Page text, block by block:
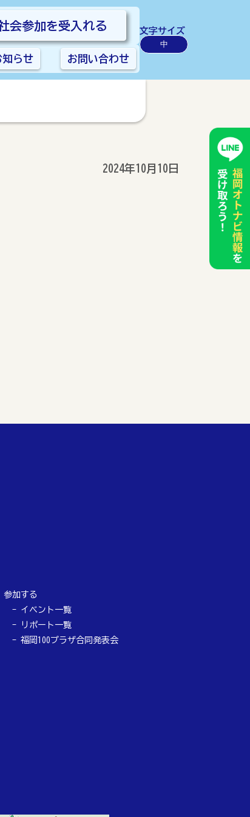
会参加を受入れる
知らせ お問い合わせ
文字サイズ
中
2024年10月10日
参加する
イベント一覧
リポート一覧
福岡100プラザ合同発表会